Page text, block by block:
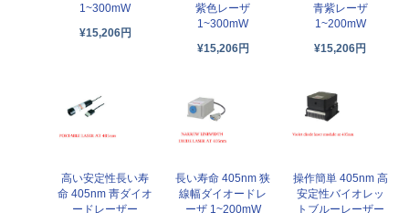
1~300mW
¥15,206円
紫色レーザ
1~300mW
¥15,206円
青紫レーザ
1~200mW
¥15,206円
高い安定性長い寿
命 405nm 靑ダイオ
ードレーザー
長い寿命 405nm 狭
線幅ダイオードレ
ーザ 1~200mW
操作簡単 405nm 高
安定性バイオレッ
トブルーレーザー